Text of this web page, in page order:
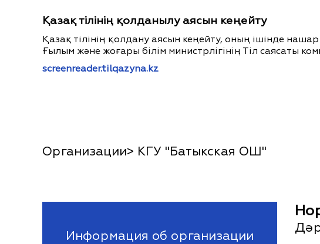
Қазақ тілінің қолданылу аясын кеңейту
Қазақ тілінің қолдану аясын кеңейту, оның ішінде
Ғылым және жоғары білім министрлігінің Тіл саясаты
screenreader.tilqazyna.kz
Организации> КГУ "Батыкская ОШ"
Информация об организации